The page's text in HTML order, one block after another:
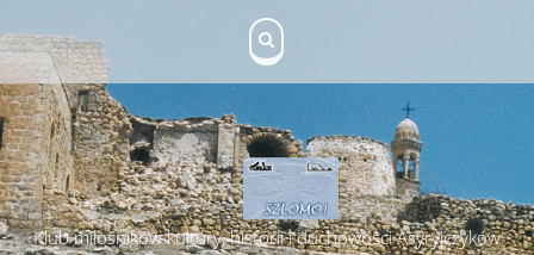
to
content
Klub miłośników kultury, historii i duchowości Asyryjczyków